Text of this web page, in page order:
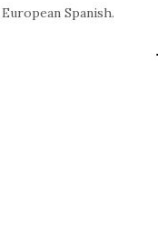
Spanish.